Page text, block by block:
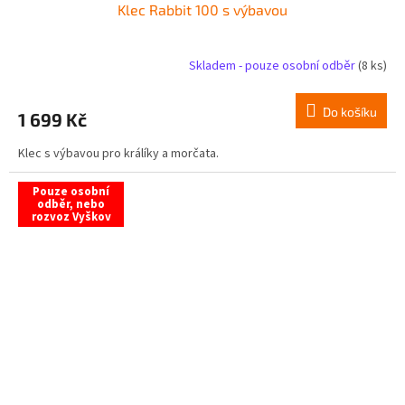
Klec Rabbit 100 s výbavou
Skladem - pouze osobní odběr(8 ks)
1 699 Kč Do košíku
Klec s výbavou pro králíky a morčata.
Pouze osobní
odběr, nebo
rozvoz Vyškov